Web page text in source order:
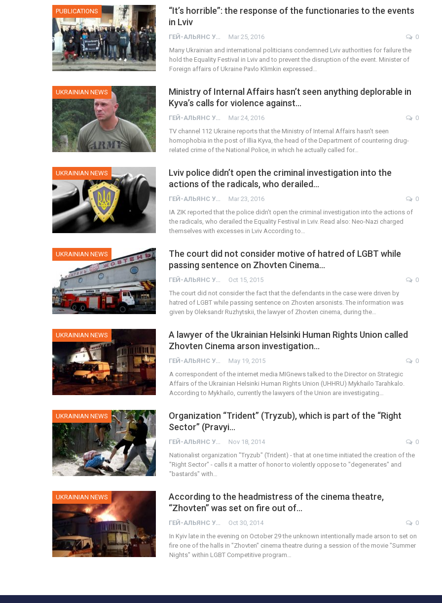
PUBLICATIONS
“It’s horrible”: the response of the functionaries to the events
in Lviv
ГЕЙ-АЛЬЯНС УКРАИНА Mar 25, 2016
0
Many Ukrainian and international politicians condemned Lviv authorities for failure the
hold the Equality Festival in Lviv and to prevent the disruption of the event. Minister of
Foreign affairs of Ukraine Pavlo Klimkin expressed…
UKRAINIAN NEWS
Ministry of Internal Affairs hasn’t seen anything deplorable in
Kyva’s calls for violence against…
ГЕЙ-АЛЬЯНС УКРАИНА Mar 24, 2016
0
TV channel 112 Ukraine reports that the Ministry of Internal Affairs hasn’t seen
homophobia in the post of Illia Kyva, the head of the Department of countering drug-
related crime of the National Police, in which he actually called for…
UKRAINIAN NEWS
Lviv police didn’t open the criminal investigation into the
actions of the radicals, who derailed…
ГЕЙ-АЛЬЯНС УКРАИНА Mar 23, 2016
0
IA ZIK reported that the police didn’t open the criminal investigation into the actions of
the radicals, who derailed the Equality Festival in Lviv. Read also: Neo-Nazi charged
themselves with excesses in Lviv According to…
UKRAINIAN NEWS
The court did not consider motive of hatred of LGBT while
passing sentence on Zhovten Cinema…
ГЕЙ-АЛЬЯНС УКРАИНА Oct 15, 2015
0
The court did not consider the fact that the defendants in the case were driven by
hatred of LGBT while passing sentence on Zhovten arsonists. The information was
given by Oleksandr Ruzhytskii, the lawyer of Zhovten cinema, during the…
UKRAINIAN NEWS
A lawyer of the Ukrainian Helsinki Human Rights Union called
Zhovten Cinema arson investigation…
ГЕЙ-АЛЬЯНС УКРАИНА May 19, 2015
0
A correspondent of the internet media MIGnews talked to the Director on Strategic
Affairs of the Ukrainian Helsinki Human Rights Union (UHHRU) Mykhailo Tarahkalo.
According to Mykhailo, currently the lawyers of the Union are investigating…
UKRAINIAN NEWS
Organization “Trident” (Tryzub), which is part of the “Right
Sector” (Pravyi…
ГЕЙ-АЛЬЯНС УКРАИНА Nov 18, 2014
0
Nationalist organization "Tryzub" (Trident) - that at one time initiated the creation of the
"Right Sector" - calls it a matter of honor to violently oppose to "degenerates" and
"bastards" with…
UKRAINIAN NEWS
According to the headmistress of the cinema theatre,
“Zhovten” was set on fire out of…
ГЕЙ-АЛЬЯНС УКРАИНА Oct 30, 2014
0
In Kyiv late in the evening on October 29 the unknown intentionally made arson to set on
fire one of the halls in "Zhovten" cinema theatre during a session of the movie "Summer
Nights" within LGBT Competitive program…